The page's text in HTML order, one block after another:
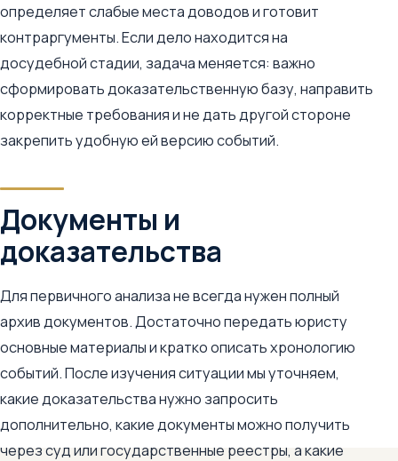
определяет слабые места доводов и готовит
контраргументы. Если дело находится на
досудебной стадии, задача меняется: важно
сформировать доказательственную базу, направить
корректные требования и не дать другой стороне
закрепить удобную ей версию событий.
Документы и
доказательства
Для первичного анализа не всегда нужен полный
архив документов. Достаточно передать юристу
основные материалы и кратко описать хронологию
событий. После изучения ситуации мы уточняем,
какие доказательства нужно запросить
дополнительно, какие документы можно получить
через суд или государственные реестры, а какие